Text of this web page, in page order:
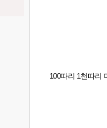
100따리 1천따리